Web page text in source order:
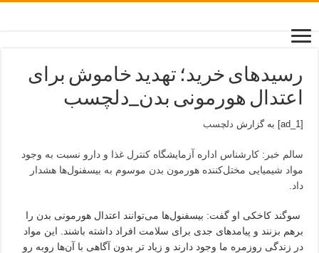
رسیدهای خرید؛ تهدید خاموش برای
اعتدال هورمونی بدن_دلچسب
[ad_1] به گزارش دلچسب
سالم خبر: کارشناس اداره آزمایشگاه کنترل غذا و دارو نسبت به وجود
مواد شیمیایی مختل‌کننده هورمون بدن موسوم به بیسفنول‌ها هشدار
داد.
سوگند کاخکی او گفت: بیسفنول‌ها می‌توانند اعتدال هورمونی بدن را
برهم بزنند و پیامدهای جدی برای سلامت افراد داشته باشند. این مواد
در زندگی روزمره ما وجود دارند و زیاد تر بدون آگاهی با آن‌ها روبه رو